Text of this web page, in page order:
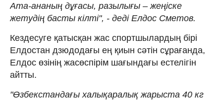
Ата-ананың дұғасы, разылығы – жеңіске
жетудің басты кілті", - деді Елдос Сметов.
Кездесуге қатысқан жас спортшылардың бірі
Елдостан дзюдодағы ең қиын сәтін сұрағанда,
Елдос өзінің жасөспірім шағындағы естелігін
айтты.
"Өзбекстандағы халықаралық жарыста 40 кг